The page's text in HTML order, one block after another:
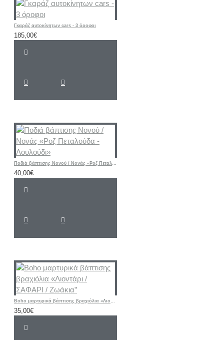
Γκαράζ αυτοκίνητων cars - 3 όροφοι
185,00€
Ποδιά βάπτισης Νονού / Νονάς «Ροζ Πεταλούδα - Λουλούδι»
40,00€
Boho μαρτυρικά βάπτισης βραχιόλια «Λιοντάρι / ΣΑΦΑΡΙ / Ζωάκια”
35,00€